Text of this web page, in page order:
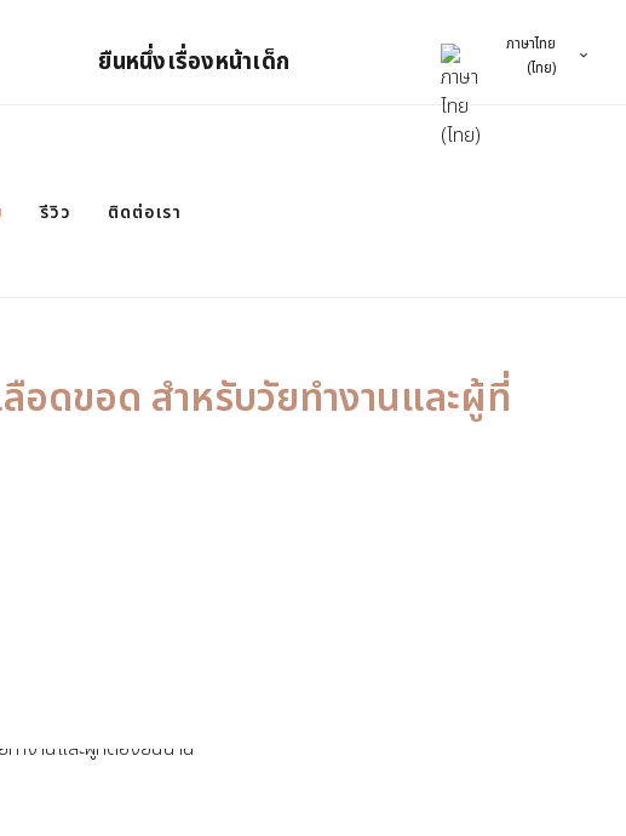
ยืนหนึ่งเรื่องหน้าเด็ก
ภาษาไทย
(ไทย)
รีวิว ติดต่อเรา
อดขอด สำหรับวัยทำงานและผู้ที่